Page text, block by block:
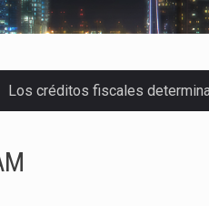
Los créditos fiscales
La inversión fija bruta en